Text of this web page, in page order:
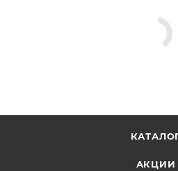
АКЦИИ